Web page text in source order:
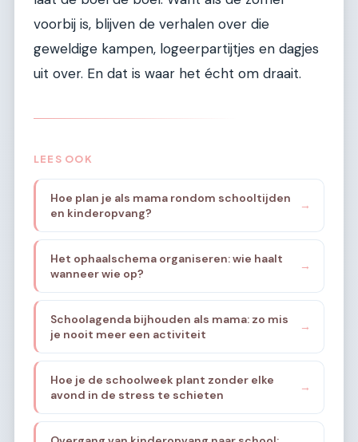
voorbij is, blijven de verhalen over die
geweldige kampen, logeerpartijtjes en dagjes
uit over. En dat is waar het écht om draait.
LEES OOK
Hoe plan je als mama rondom schooltijden
en kinderopvang?
→
Het ophaalschema organiseren: wie haalt
wanneer wie op?
→
Schoolagenda bijhouden als mama: zo mis
je nooit meer een activiteit
→
Hoe je de schoolweek plant zonder elke
avond in de stress te schieten
→